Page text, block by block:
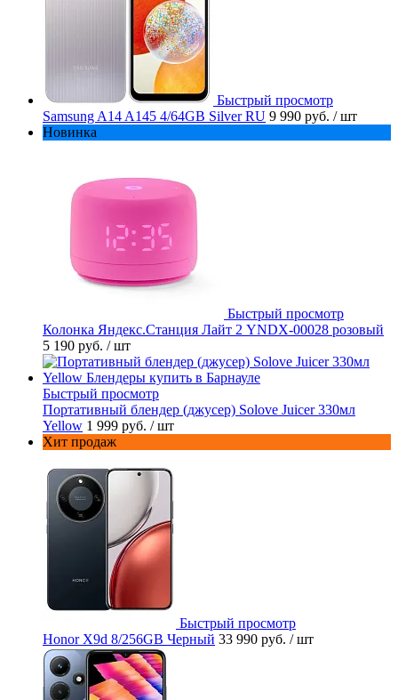
Быстрый просмотр
Samsung A14 A145 4/64GB Silver RU 9 990 руб. / шт
Новинка
Быстрый просмотр
Колонка Яндекс.Станция Лайт 2 YNDX-00028 розовый
5 190 руб. / шт
Быстрый просмотр
Портативный блендер (джусер) Solove Juicer 330мл
Yellow 1 999 руб. / шт
Хит продаж
Быстрый просмотр
Honor X9d 8/256GB Черный 33 990 руб. / шт